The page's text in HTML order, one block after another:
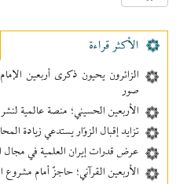
الأکثر قراءة
الزائرون يحيون ذكرى أربعين
صور
الأربعين الحسيني؛ منصة عالمية لنشر
تزايد إقبال الزوّار يستدعي زيادة
عرض قدرات إيران العلمية في مجال
الأربعين القرآني؛ حاجزٌ أمام مشروع